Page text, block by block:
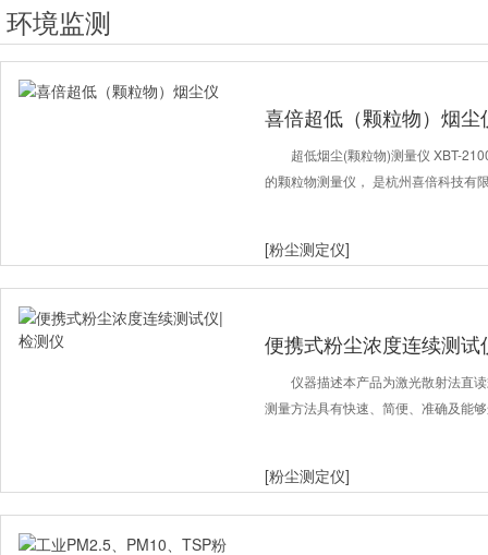
环境监测
喜倍超低（颗粒物）烟尘
超低烟尘(颗粒物)测量仪 XBT-
的颗粒物测量仪， 是杭州喜倍科技有
[粉尘测定仪]
便携式粉尘浓度连续测试
仪器描述本产品为激光散射法直
测量方法具有快速、简便、准确及能
[粉尘测定仪]